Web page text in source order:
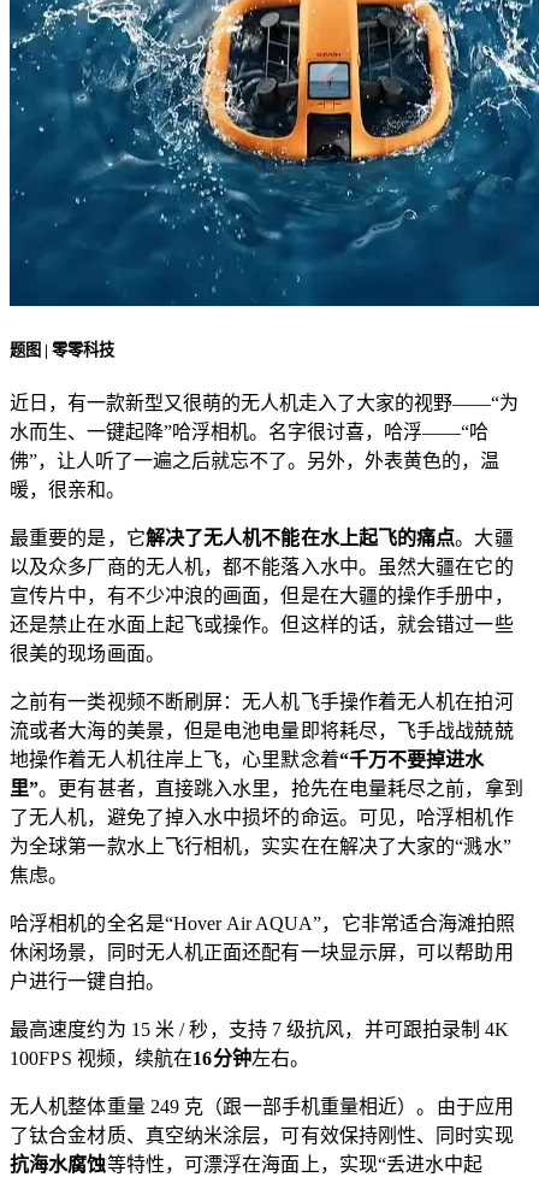
题图 | 零零科技
近日，有一款新型又很萌的无人机走入了大家的视野——“为
水而生、一键起降”哈浮相机。名字很讨喜，哈浮——“哈
佛”，让人听了一遍之后就忘不了。另外，外表黄色的，温
暖，很亲和。
最重要的是，它解决了无人机不能在水上起飞的痛点。大疆
以及众多厂商的无人机，都不能落入水中。虽然大疆在它的
宣传片中，有不少冲浪的画面，但是在大疆的操作手册中，
还是禁止在水面上起飞或操作。但这样的话，就会错过一些
很美的现场画面。
之前有一类视频不断刷屏：无人机飞手操作着无人机在拍河
流或者大海的美景，但是电池电量即将耗尽，飞手战战兢兢
地操作着无人机往岸上飞，心里默念着“千万不要掉进水
里”。更有甚者，直接跳入水里，抢先在电量耗尽之前，拿到
了无人机，避免了掉入水中损坏的命运。可见，哈浮相机作
为全球第一款水上飞行相机，实实在在解决了大家的“溅水”
焦虑。
哈浮相机的全名是“Hover Air AQUA”，它非常适合海滩拍照
休闲场景，同时无人机正面还配有一块显示屏，可以帮助用
户进行一键自拍。
最高速度约为 15 米 / 秒，支持 7 级抗风，并可跟拍录制 4K
100FPS 视频，续航在16分钟左右。
无人机整体重量 249 克（跟一部手机重量相近）。由于应用
了钛合金材质、真空纳米涂层，可有效保持刚性、同时实现
抗海水腐蚀等特性，可漂浮在海面上，实现“丢进水中起